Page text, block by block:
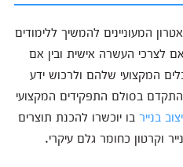
המעוניינים להמשיך ללימודים
לצרכי העשרה אישית ובין אם
המקצועי שלהם ולרכוש ידע
להתקדם בסולם התפקידים המקצועי
בניירבו יוכשרו להכנת תוצרים
וקרטון כחומר גלם עיקרי.